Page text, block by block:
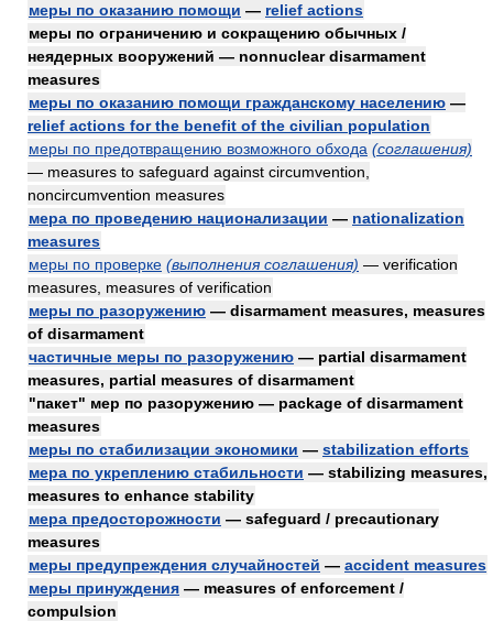
меры по оказанию помощи — relief actions
меры по ограничению и сокращению обычных /
неядерных вооружений — nonnuclear disarmament
measures
меры по оказанию помощи гражданскому населению —
relief actions for the benefit of the civilian population
меры по предотвращению возможного обхода (соглашения)
— measures to safeguard against circumvention,
noncircumvention measures
мера по проведению национализации — nationalization
measures
меры по проверке (выполнения соглашения) — verification
measures, measures of verification
меры по разоружению — disarmament measures, measures
of disarmament
частичные меры по разоружению — partial disarmament
measures, partial measures of disarmament
"пакет" мер по разоружению — package of disarmament
measures
меры по стабилизации экономики — stabilization efforts
мера по укреплению стабильности — stabilizing measures,
measures to enhance stability
мера предосторожности — safeguard / precautionary
measures
меры предупреждения случайностей — accident measures
меры принуждения — measures of enforcement /
compulsion